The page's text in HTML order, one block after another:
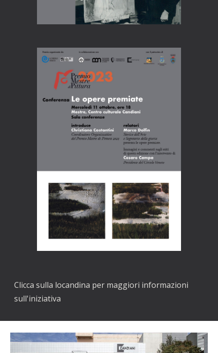
Clicca sulla locandina per maggiori informazioni
sull'iniziativa